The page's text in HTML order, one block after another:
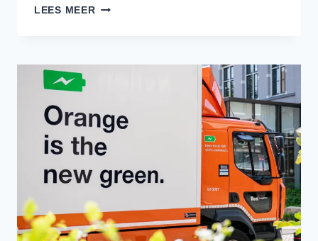
LEES MEERTOTAAL
ALLE
VRACHTWAGENS
ELEKTRISCH
ZIJN